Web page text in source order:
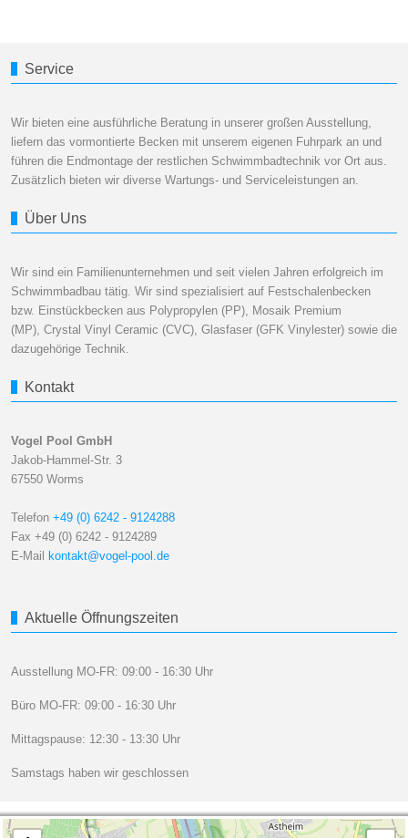
Service
Wir bieten eine ausführliche Beratung in unserer großen Ausstellung,
liefern das vormontierte Becken mit unserem eigenen Fuhrpark an und
führen die Endmontage der restlichen Schwimmbadtechnik vor Ort aus.
Zusätzlich bieten wir diverse Wartungs- und Serviceleistungen an.
Über Uns
Wir sind ein Familienunternehmen und seit vielen Jahren erfolgreich im
Schwimmbadbau tätig. Wir sind spezialisiert auf Festschalenbecken
bzw. Einstückbecken aus Polypropylen (PP), Mosaik Premium
(MP), Crystal Vinyl Ceramic (CVC), Glasfaser (GFK Vinylester) sowie die
dazugehörige Technik.
Kontakt
Vogel Pool GmbH
Jakob-Hammel-Str. 3
67550 Worms
Telefon +49 (0) 6242 - 9124288
Fax +49 (0) 6242 - 9124289
E-Mail
kontakt@vogel-pool.de
Aktuelle Öffnungszeiten
Ausstellung MO-FR: 09:00 - 16:30 Uhr
Büro MO-FR: 09:00 - 16:30 Uhr
Mittagspause: 12:30 - 13:30 Uhr
Samstags haben wir geschlossen